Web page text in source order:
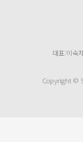
대표:이숙
Copyright ©